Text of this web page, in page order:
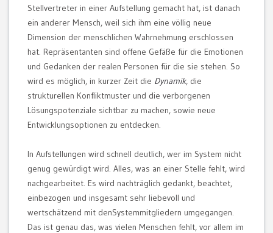
Stellvertreter in einer Aufstellung gemacht hat, ist danach
ein anderer Mensch, weil sich ihm eine völlig neue
Dimension der menschlichen Wahrnehmung erschlossen
hat. Repräsentanten sind offene Gefäße für die Emotionen
und Gedanken der realen Personen für die sie stehen. So
wird es möglich, in kurzer Zeit die Dynamik, die
strukturellen Konfliktmuster und die verborgenen
Lösungspotenziale sichtbar zu machen, sowie neue
Entwicklungsoptionen zu entdecken.
In Aufstellungen wird schnell deutlich, wer im System nicht
genug gewürdigt wird. Alles, was an einer Stelle fehlt, wird
nachgearbeitet. Es wird nachträglich gedankt, beachtet,
einbezogen und insgesamt sehr liebevoll und
wertschätzend mit denSystemmitgliedern umgegangen.
Das ist genau das, was vielen Menschen fehlt, vor allem im